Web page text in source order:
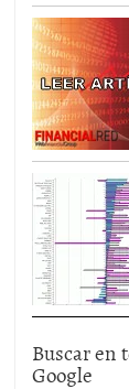
Buscar en
Google